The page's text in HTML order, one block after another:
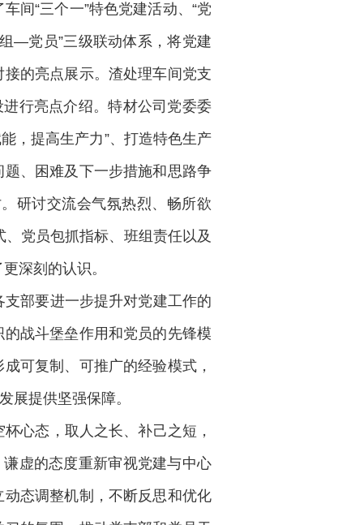
“三个一”特色党建活动、“党
—党员”三级联动体系，将党建
的亮点展示。渣处理车间党支
行亮点介绍。特材公司党委委
，提高生产力”、打造特色生产
、困难及下一步措施和思路争
研讨交流会气氛热烈、畅所欲
党员包抓指标、班组责任以及
深刻的认识。
部要进一步提升对党建工作的
战斗堡垒作用和党员的先锋模
可复制、可推广的经验模式，
展提供坚强保障。
心态，取人之长、补己之短，
虚的态度重新审视党建与中心
态调整机制，不断反思和优化